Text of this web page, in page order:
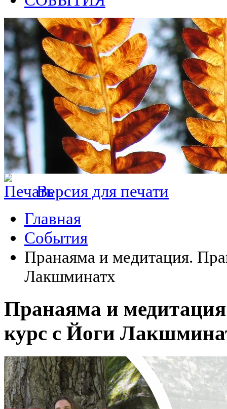
Версия для печати
Главная
События
Пранаяма и медитация.
Лакшминатх
Пранаяма и
курс с Йоги